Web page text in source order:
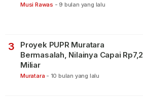
Musi Rawas - 9 bulan yang lalu
3
Proyek PUPR Muratara
Bermasalah, Nilainya Capai Rp7,2
Miliar
Muratara - 10 bulan yang lalu